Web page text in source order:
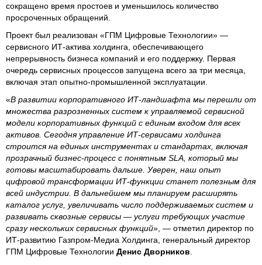
сокращено время простоев и уменьшилось количество
просроченных обращений.
Проект был реализован «ГПМ Цифровые Технологии» —
сервисного ИТ-актива холдинга, обеспечивающего
непрерывность бизнеса компаний и его поддержку. Первая
очередь сервисных процессов запущена всего за три месяца,
включая этап опытно-промышленной эксплуатации.
«В развитии корпоративного ИТ-ландшафта мы перешли от
множества разрозненных систем к управляемой сервисной
модели корпоративных функций с единым входом для всех
активов. Сегодня управление ИТ-сервисами холдинга
строится на единых инструментах и стандартах, включая
прозрачный бизнес-процесс с понятным SLA, который мы
готовы масштабировать дальше. Уверен, наш опыт
цифровой трансформации ИТ-функции станет полезным для
всей индустрии. В дальнейшем мы планируем расширять
каталог услуг, увеличивать число поддерживаемых систем и
развивать сквозные сервисы — услуги требующих участие
сразу нескольких сервисных функций», — отметил директор по
ИТ-развитию Газпром-Медиа Холдинга, генеральный директор
ГПМ Цифровые Технологии Денис Дворников